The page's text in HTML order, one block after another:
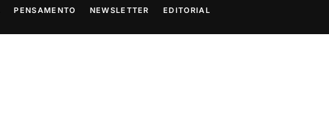
PENSAMENTO NEWSLETTER EDITORIAL